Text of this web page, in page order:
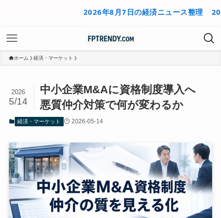
2026年8月7日の経済ニュース整理 2026年8
ホーム 経済・マーケット
中小企業M&Aに資格制度導入へ
悪質仲介対策で何が変わるか
2026
5/14
経済・マーケット 2026-05-14